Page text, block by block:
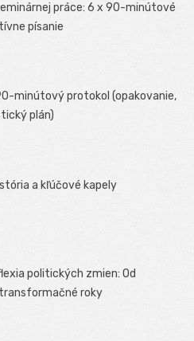
práce: 6 x 90-minútové
písanie
minútový protokol (opakovanie,
plán)
a kľúčové kapely
politických zmien: Od
roky